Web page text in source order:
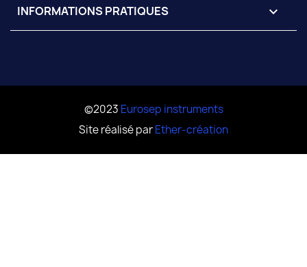
INFORMATIONS PRATIQUES 
©2023 Eurosep instruments
Site réalisé parEther-création